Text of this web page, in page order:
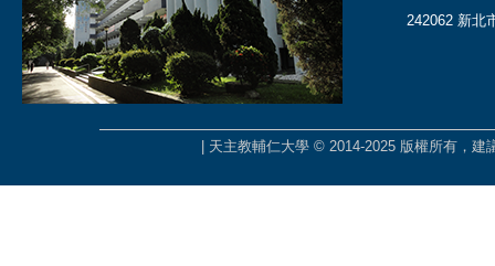
242062 新北
| 天主教輔仁大學 © 2014-2025 版權所有，